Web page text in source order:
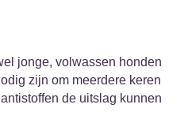
jonge, volwassen honden
zijn om meerdere keren
de uitslag kunnen